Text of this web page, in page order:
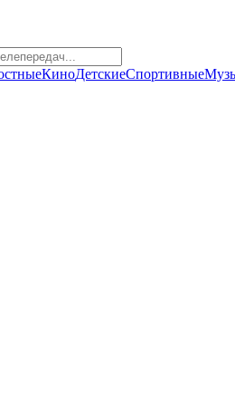
КиноДетскиеСпортивные